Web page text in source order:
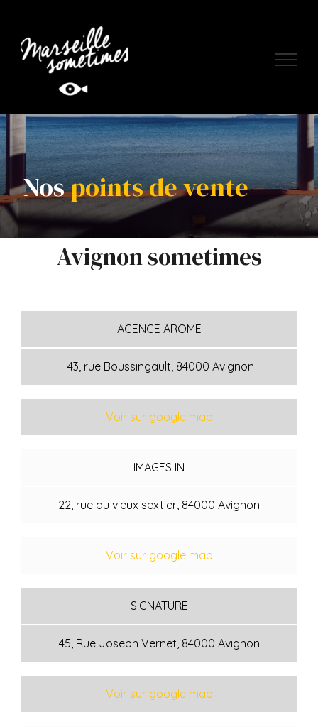
content
Nospoints de vente
Avignon sometimes
AGENCE AROME
43, rue Boussingault, 84000 Avignon
Voir sur google map
IMAGES IN
22, rue du vieux sextier, 84000 Avignon
Voir sur google map
SIGNATURE
45, Rue Joseph Vernet, 84000 Avignon
Voir sur google map